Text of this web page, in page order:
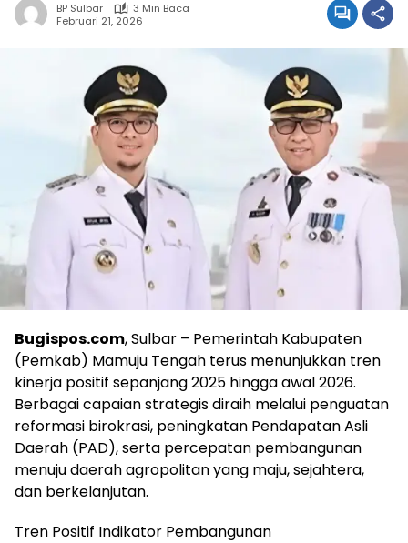
BP Sulbar
3 Min Baca
Februari 21, 2026
Bugispos.com, Sulbar – Pemerintah Kabupaten
(Pemkab) Mamuju Tengah terus menunjukkan tren
kinerja positif sepanjang 2025 hingga awal 2026.
Berbagai capaian strategis diraih melalui penguatan
reformasi birokrasi, peningkatan Pendapatan Asli
Daerah (PAD), serta percepatan pembangunan
menuju daerah agropolitan yang maju, sejahtera,
dan berkelanjutan.
Tren Positif Indikator Pembangunan